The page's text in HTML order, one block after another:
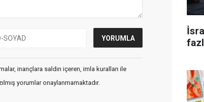
inançlara saldırı içeren, imla kuralları ile
yorumlar onaylanmamaktadır.